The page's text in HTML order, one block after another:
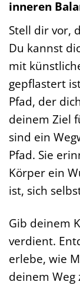
inneren
Stell dir vor,
Du kannst
mit
gepflastert
Pfad, der
deinem Ziel
sind ein
Pfad. Sie
Körper ein
ist, sich
Gib deinem
verdient.
erlebe, wie
deinem